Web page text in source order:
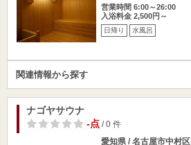
営業時間 6:00～26:00
入浴料金 2,500円～
日帰り 水風呂
関連情報から探す
ナゴヤサウナ
-点/ 0 件
愛知県 / 名古屋市中村区